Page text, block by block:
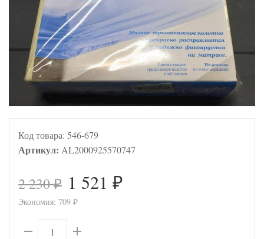
Код товара: 546-679
Артикул: AL2000925570747
2 230₽ 1 521 ₽
Экономия: 709 ₽